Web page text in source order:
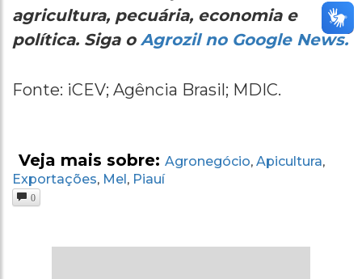
agricultura, pecuária, economia e
política. Siga o Agrozil no Google News.
Fonte: iCEV; Agência Brasil; MDIC.
Veja mais sobre: Agronegócio, Apicultura,
Exportações, Mel , Piauí
0